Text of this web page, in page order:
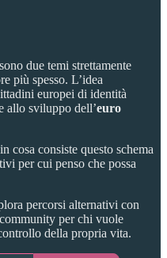
sono due temi strettamente
più spesso. L’idea
europei di identità
allo sviluppo dell’euro
cosa consiste questo schema
per cui penso che possa
percorsi alternativi con
per chi vuole
della propria vita.